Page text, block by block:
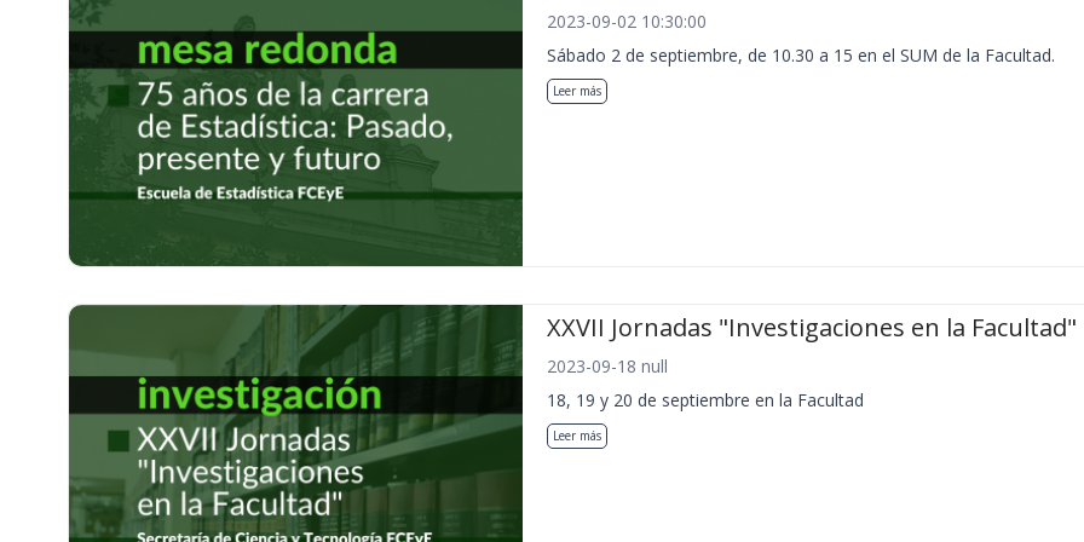
2023-09-02 10:30:00
Sábado 2 de septiembre, de 10.30 a 15 en el SUM de la Facultad.
Leer más
XXVII Jornadas "Investigaciones en la Facultad"
2023-09-18 null
18, 19 y 20 de septiembre en la Facultad
Leer más